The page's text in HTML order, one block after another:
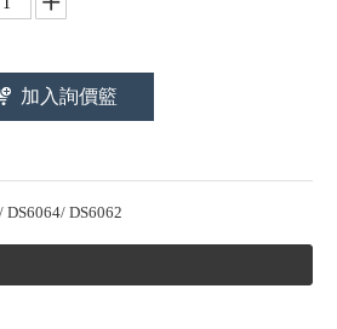
加入詢價籃
DS6064/ DS6062